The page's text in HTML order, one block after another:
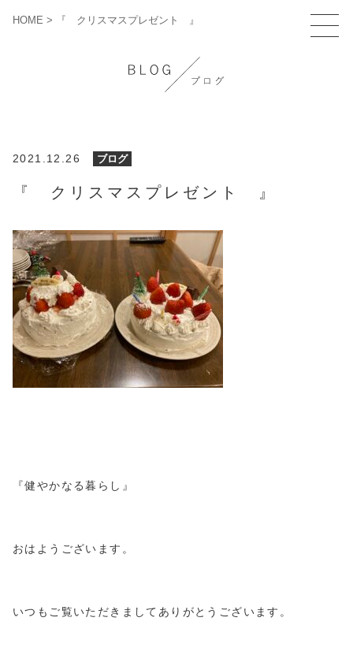
HOME > 『 クリスマスプレゼント 』
2021.12.26 ブログ
『 クリスマスプレゼント 』
『健やかなる暮らし』
おはようございます。
いつもご覧いただきましてありがとうございます。